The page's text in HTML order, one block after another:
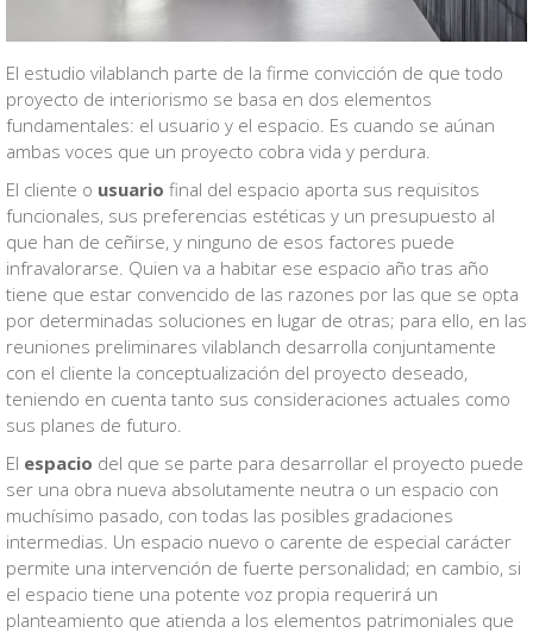
El estudio vilablanch parte de la firme convicción de que todo
proyecto de interiorismo se basa en dos elementos
fundamentales: el usuario y el espacio. Es cuando se aúnan
ambas voces que un proyecto cobra vida y perdura.
El cliente o usuario final del espacio aporta sus requisitos
funcionales, sus preferencias estéticas y un presupuesto al
que han de ceñirse, y ninguno de esos factores puede
infravalorarse. Quien va a habitar ese espacio año tras año
tiene que estar convencido de las razones por las que se opta
por determinadas soluciones en lugar de otras; para ello, en las
reuniones preliminares vilablanch desarrolla conjuntamente
con el cliente la conceptualización del proyecto deseado,
teniendo en cuenta tanto sus consideraciones actuales como
sus planes de futuro.
El espacio del que se parte para desarrollar el proyecto puede
ser una obra nueva absolutamente neutra o un espacio con
muchísimo pasado, con todas las posibles gradaciones
intermedias. Un espacio nuevo o carente de especial carácter
permite una intervención de fuerte personalidad; en cambio, si
el espacio tiene una potente voz propia requerirá un
planteamiento que atienda a los elementos patrimoniales que